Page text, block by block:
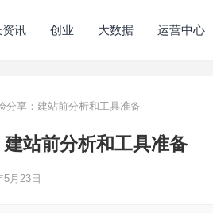
讯 创业 大数据 运营中心
分享：建站前分析和工具准备
站前分析和工具准备
月23日